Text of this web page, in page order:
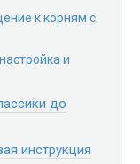
к корням с
и
до
инструкция